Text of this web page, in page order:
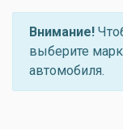
Внимание!
выберите
автомобиля.